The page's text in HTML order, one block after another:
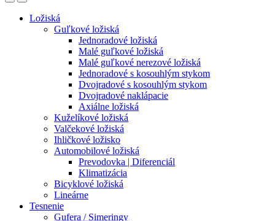
Ložiská
Guľkové ložiská
Jednoradové ložiská
Malé guľkové ložiská
Malé guľkové nerezové ložiská
Jednoradové s kosouhlým stykom
Dvojradové s kosouhlým stykom
Dvojradové naklápacie
Axiálne ložiská
Kuželíkové ložiská
Valčekové ložiská
Ihličkové ložisko
Automobilové ložiská
Prevodovka | Diferenciál
Klimatizácia
Bicyklové ložiská
Lineárne
Tesnenie
Gufera / Simeringy